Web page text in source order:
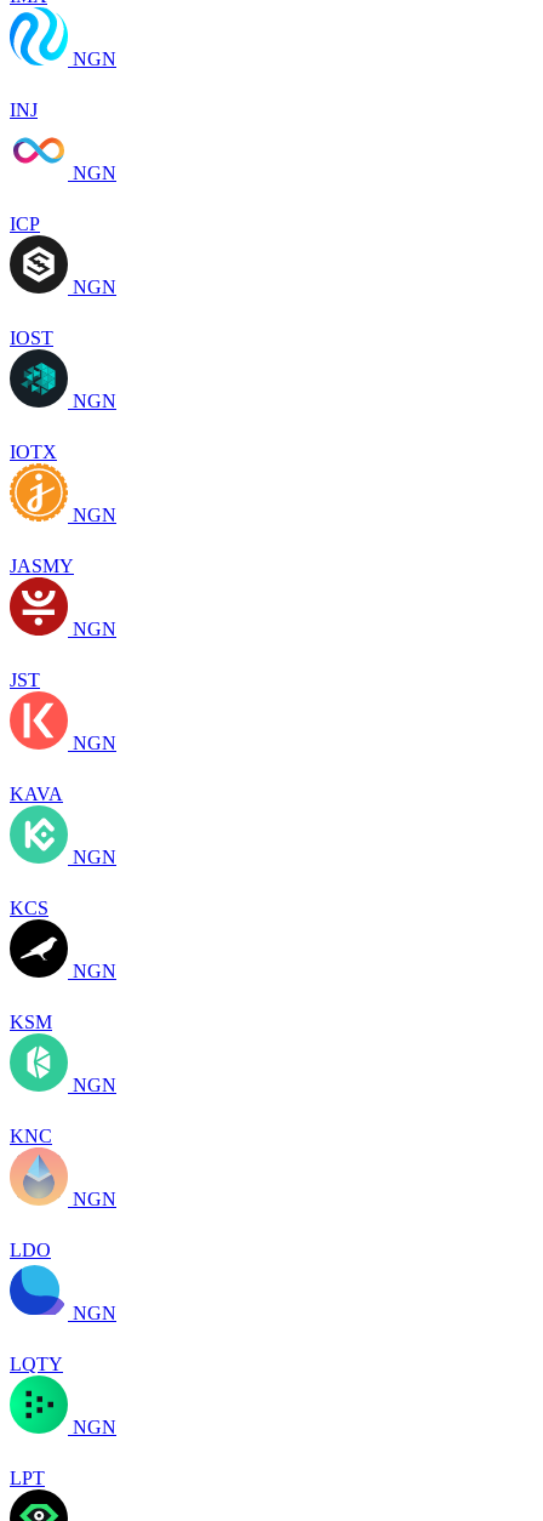
NGN
INJ
NGN
ICP
NGN
IOST
NGN
IOTX
NGN
JASMY
NGN
JST
NGN
KAVA
NGN
KCS
NGN
KSM
NGN
KNC
NGN
LDO
NGN
LQTY
NGN
LPT